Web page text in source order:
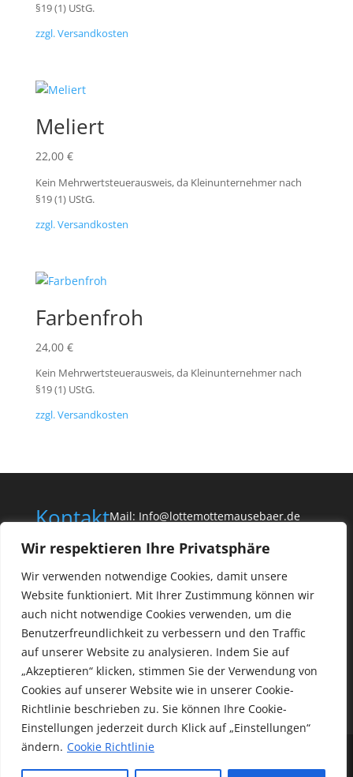
Wir respektieren Ihre Privatsphäre
Wir verwenden notwendige Cookies, damit unsere
Website funktioniert. Mit Ihrer Zustimmung können wir
auch nicht notwendige Cookies verwenden, um die
Benutzerfreundlichkeit zu verbessern und den Traffic
auf unserer Website zu analysieren. Indem Sie auf
„Akzeptieren“ klicken, stimmen Sie der Verwendung von
Cookies auf unserer Website wie in unserer Cookie-
Richtlinie beschrieben zu. Sie können Ihre Cookie-
Einstellungen jederzeit durch Klick auf „Einstellungen“
ändern. Cookie Richtlinie
§19 (1) UStG.
zzgl. Versandkosten
Meliert
22,00 €
Kein Mehrwertsteuerausweis, da Kleinunternehmer nach
§19 (1) UStG.
zzgl. Versandkosten
Farbenfroh
24,00 €
Kein Mehrwertsteuerausweis, da Kleinunternehmer nach
§19 (1) UStG.
zzgl. Versandkosten
KontaktMail: Info@lottemottemausebaer.de